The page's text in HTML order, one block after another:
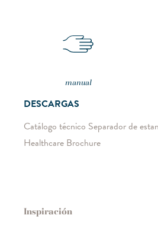
manual
DESCARGAS
Catálogo técnico Separador de
Healthcare Brochure
Inspiración